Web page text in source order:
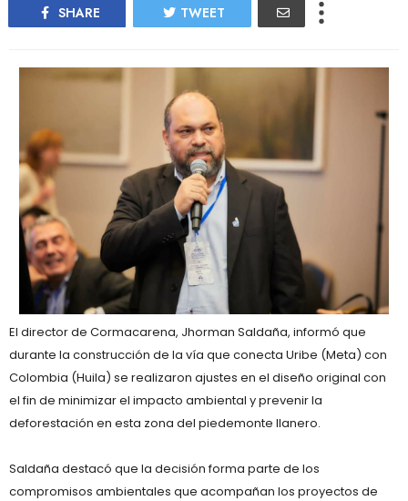
SHARE TWEET
El director de Cormacarena, Jhorman Saldaña, informó que
durante la construcción de la vía que conecta Uribe (Meta) con
Colombia (Huila) se realizaron ajustes en el diseño original con
el fin de minimizar el impacto ambiental y prevenir la
deforestación en esta zona del piedemonte llanero.
Saldaña destacó que la decisión forma parte de los
compromisos ambientales que acompañan los proyectos de